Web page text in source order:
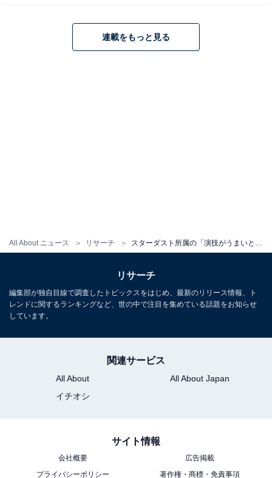
All About ニュース リサーチ
連載をもっと見る
リサーチ
編集部が独自目線で調査したトピックスをはじめ、最新のリリース情報、ト
レンドに関するランキングなど、世の中で注目を集めている話題をお知らせ
しています。
関連サービス
All About
All About Japan
イチオシ
サイト情報
会社概要
広告掲載
プライバシーポリシー
著作権・商標・免責事項